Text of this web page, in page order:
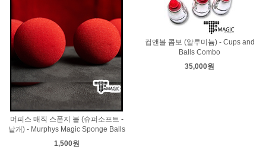
머피스 매직 스폰지 볼 (슈퍼소프트 -
낱개) - Murphys Magic Sponge Balls
1,500원
컵앤볼 콤보 (알루미늄) - Cups and
Balls Combo
35,000원